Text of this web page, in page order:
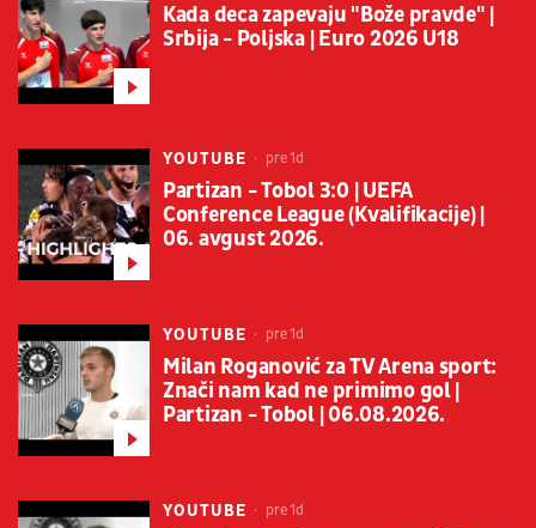
Kada deca zapevaju "Bože pravde" |
Srbija - Poljska | Euro 2026 U18
YOUTUBE pre 1d
Partizan - Tobol 3:0 | UEFA
Conference League (Kvalifikacije) |
06. avgust 2026.
YOUTUBE pre 1d
Milan Roganović za TV Arena sport:
Znači nam kad ne primimo gol |
Partizan - Tobol | 06.08.2026.
YOUTUBE pre 1d